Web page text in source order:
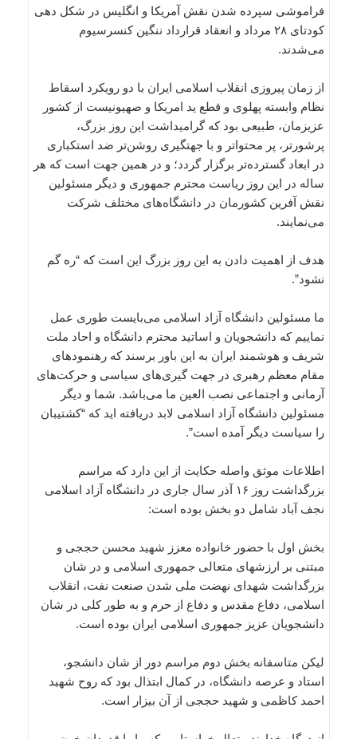
فراموشی سپرده شدن نقش آمریکا و انگلیس در شکل دهی
کودتای ۲۸ مرداد و انعقاد قرارداد ننگین کنسرسیوم
می‌شدند.
از زمان پیروزی انقلاب اسلامی ایران با دو رویکرد اسقاط
نظام وابسته پهلوی و قطع ید امریکا و صهیونیست از کشور
عزیزمان، طبیعی بود که گرامیداشت این روز بزرگ،
پرشورتر، پر محتواتر و با جهتگیری روشن‌تر ضد استکباری
در ابعاد گسترده‌تر برگزار گردد؛ و در همین جهت است که هر
ساله در این روز ریاست محترم جمهوری و دیگر مسئولین
نقش آفرین کشورمان در دانشگاه‌های مختلف شرکت
می‌نمایند.
هدف از اهمیت دادن به این روز بزرگ این است که “ره گم
نشود”.
ما مسئولین دانشگاه آزاد اسلامی می‌بایست طوری عمل
نماییم که دانشجویان و اساتید محترم دانشگاه و احاد ملت
شریف و هوشمند ایران به این باور برسند که رهنمودهای
مقام معظم رهبری در جهت گیری‌های سیاسی و حرکت‌های
آرمانی و اجتماعی نصب العین ما می‌باشد. شما و دیگر
مسئولین دانشگاه آزاد اسلامی لابد دریافته اید که “کشتیبان
را سیاست دیگر آمده است”.
اطلاعات موثق واصله حکایت از این دارد که مراسم
بزرگداشت روز ۱۶ آذر سال جاری در دانشگاه آزاد اسلامی
نجف آباد شامل دو بخش بوده است:
بخش اول با حضور خانواده معزز شهید محسن حججی و
مبتنی بر ارزشهای متعالی جمهوری اسلامی و در شان
بزرگداشت شهدای نهضت ملی شدن صنعت نفت، انقلاب
اسلامی، دفاع مقدس و دفاع از حرم و به طور کلی در شان
دانشجویان عزیز جمهوری اسلامی ایران بوده است.
لیکن متاسفانه بخش دوم مراسم دور از شان دانشجو،
استاد و عرصه دانشگاه، در کمال ابتذال بود که روح شهید
احمد کاظمی و شهید حججی از آن بیزار است.